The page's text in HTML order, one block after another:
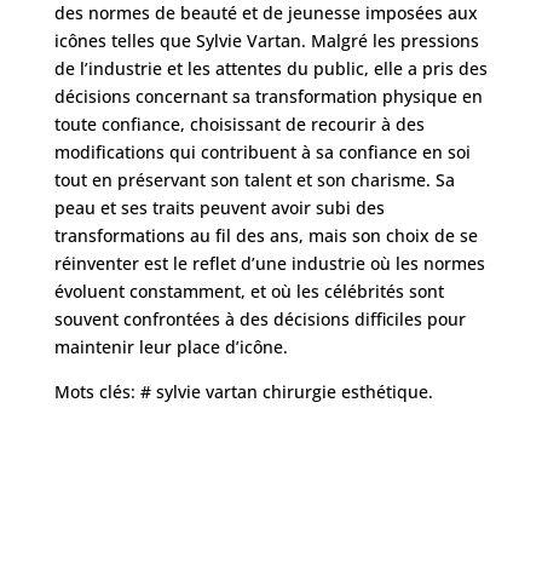
des normes de beauté et de jeunesse imposées aux
icônes telles que Sylvie Vartan. Malgré les pressions
de l’industrie et les attentes du public, elle a pris des
décisions concernant sa transformation physique en
toute confiance, choisissant de recourir à des
modifications qui contribuent à sa confiance en soi
tout en préservant son talent et son charisme. Sa
peau et ses traits peuvent avoir subi des
transformations au fil des ans, mais son choix de se
réinventer est le reflet d’une industrie où les normes
évoluent constamment, et où les célébrités sont
souvent confrontées à des décisions difficiles pour
maintenir leur place d’icône.
Mots clés: # sylvie vartan chirurgie esthétique.